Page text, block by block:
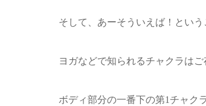
そして、あーそういえば！という
ヨガなどで知られるチャクラはご
ボディ部分の一番下の第1チャク